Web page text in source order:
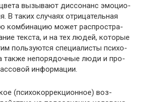
вызывают диссонанс эмоцио­
В таких случаях отрицательная
комбинацию может распростра­
текста, и на тех людей, которые
пользуются специалисты психо­
также непорядочные люди и про­
информации.
(психокоррекционное) воз­